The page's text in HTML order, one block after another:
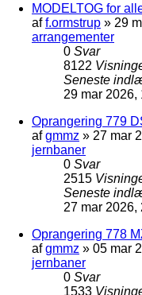
MODELTOG for
aff.ormstrup » 29
arrangementer
0 Svar
8122
Seneste
29 mar 2026,
Oprangering 779
afgmmz » 27 mar
jernbaner
0 Svar
2515
Seneste
27 mar 2026,
Oprangering 778
afgmmz » 05 mar
jernbaner
0 Svar
1533